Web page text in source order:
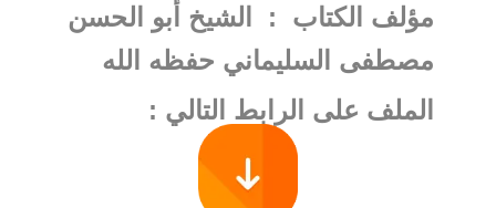
مؤلف الكتاب : الشيخ أبو الحسن
مصطفى السليماني حفظه الله
الملف على الرابط التالي :